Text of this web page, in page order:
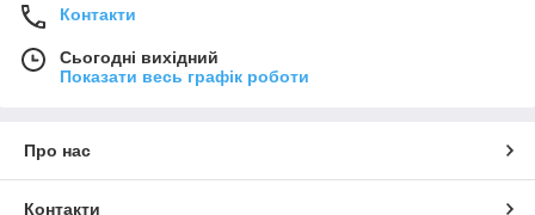
Контакти
Сьогодні вихідний
Показати весь графік роботи
Про нас
Контакти